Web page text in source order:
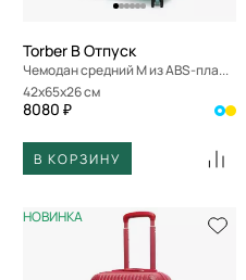
Torber В Отпуск
Чемодан средний M из ABS-пластика
42x65x26 см
8080 ₽
В КОРЗИНУ
НОВИНКА